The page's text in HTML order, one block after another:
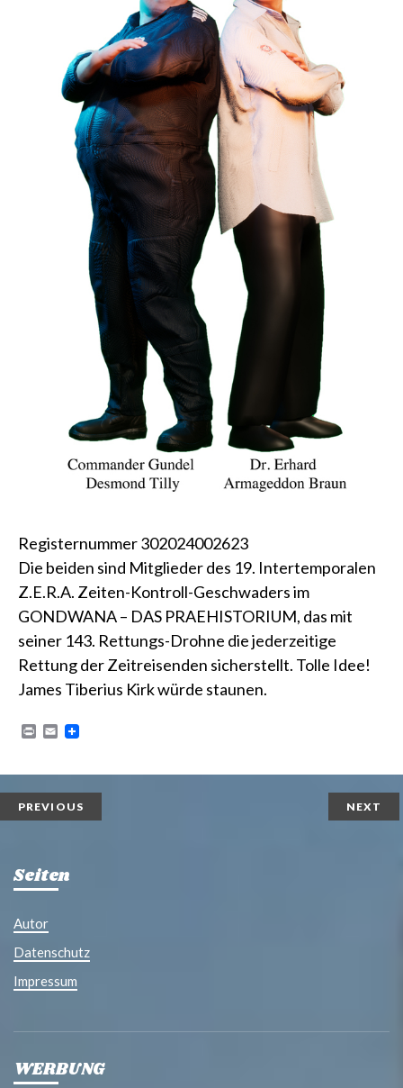
Registernummer 302024002623
Die beiden sind Mitglieder des 19. Intertemporalen
Z.E.R.A. Zeiten-Kontroll-Geschwaders im
GONDWANA – DAS PRAEHISTORIUM, das mit
seiner 143. Rettungs-Drohne die jederzeitige
Rettung der Zeitreisenden sicherstellt. Tolle Idee!
James Tiberius Kirkwürde staunen.
P
n
t
E
i
l
PREVIOUS NEXT
Seiten
Autor
Datenschutz
Impressum
WERBUNG